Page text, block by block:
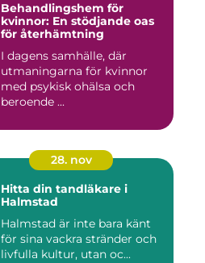
Behandlingshem för
kvinnor: En stödjande oas
för återhämtning
I dagens samhälle, där
utmaningarna för kvinnor
med psykisk ohälsa och
beroende ...
28. nov
Hitta din tandläkare i
Halmstad
Halmstad är inte bara känt
för sina vackra stränder och
livfulla kultur, utan oc...